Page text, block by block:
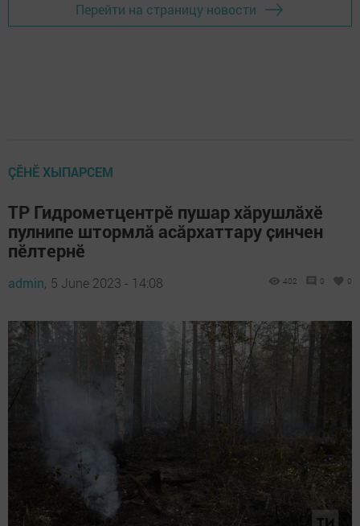
Перейти на страницу новости
ÇӖНӖ ХЫПАРСЕМ
ТР Гидрометцентрӗ пушар хӑрушлӑхӗ
пулнипе штормлӑ асӑрхаттару ҫинчен
пӗлтернӗ
admin, 5 June 2023 - 14:08 402 0 0